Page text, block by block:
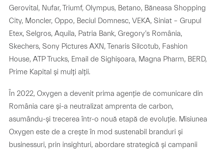
Gerovital, Nufar, Triumf, Olympus, Betano, Băneasa Shopping
City, Moncler, Oppo, Beciul Domnesc, VEKA, Siniat – Grupul
Etex, Selgros, Aquila, Patria Bank, Gregory’s România,
Skechers, Sony Pictures AXN, Tenaris Silcotub, Fashion
House, ATP Trucks, Email de Sighișoara, Magna Pharm, BERD,
Prime Kapital și mulți alții.
În 2022, Oxygen a devenit prima agenție de comunicare din
România care și-a neutralizat amprenta de carbon,
asumându-și trecerea într-o nouă etapă de evoluție. Misiunea
Oxygen este de a crește în mod sustenabil branduri și
businessuri, prin insighturi, abordare strategică și campanii